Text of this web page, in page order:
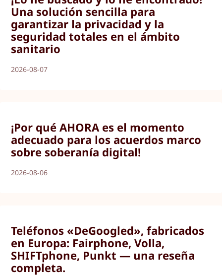
Una solución sencilla para
garantizar la privacidad y la
seguridad totales en el ámbito
sanitario
2026-08-07
¡Por qué AHORA es el momento
adecuado para los acuerdos marco
sobre soberanía digital!
2026-08-06
Teléfonos «DeGoogled», fabricados
en Europa: Fairphone, Volla,
SHIFTphone, Punkt — una reseña
completa.